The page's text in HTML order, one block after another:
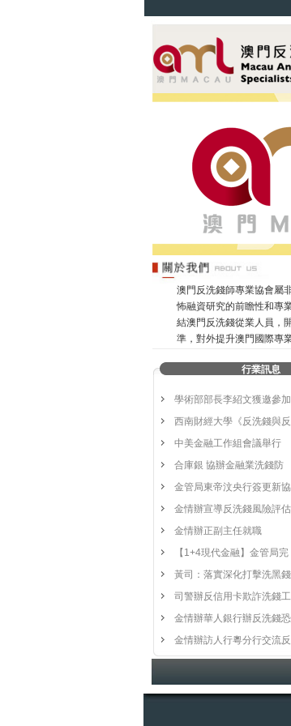
行業訊息
學術部部長李紹文獲邀參加
西南財經大學《反洗錢與反
中美金融工作組會議舉行
合庫銀 協辦金融業洗錢防
金管局東帝汶央行簽更新協
金情辦宣導反洗錢風險評估
金情辦正副主任就職
【1+4現代金融】金管局完
黃司：落實深化打擊洗黑錢
司警辦反信用卡欺詐洗錢工
金情辦華人銀行辦反洗錢恐
金情辦訪人行粵分行交流反
金管局：大部分銀行反洗錢
澳門反洗錢師專業協會屬
怖融資研究的前瞻性和專
結澳門反洗錢從業人員，
準，對外提升澳門國際專
織起來，促進跨行業交
至本年三月底，本澳有逾
保險、大型博彩酒店、企
會成立將進一步促進及提
平台；團結澳門反洗錢從
業務水準，對外提升澳門